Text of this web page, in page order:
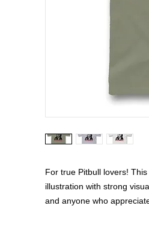
For true Pitbull lovers!
illustration with strong
and anyone who